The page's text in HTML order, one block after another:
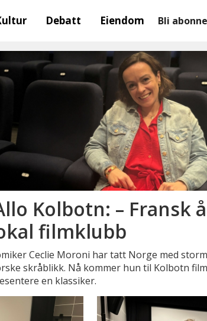
Debatt Eiendom Bli
Kolbotn: – Fransk
filmklubb
Ceclie Moroni har tatt Norge med
skråblikk. Nå kommer hun til Kolbotn
en klassiker.